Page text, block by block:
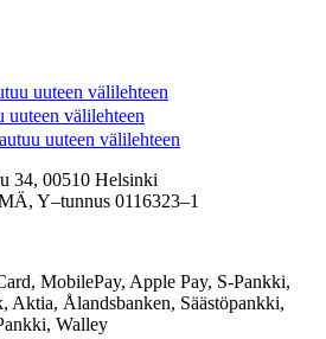
uuteen välilehteen
uuteen välilehteen
uuteen välilehteen
34, 00510 Helsinki
Y–tunnus 0116323–1
MobilePay, Apple Pay, S-Pankki,
Aktia, Ålandsbanken, Säästöpankki,
Walley